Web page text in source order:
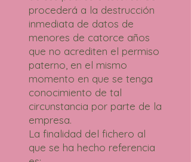
procederá a la destrucción
inmediata de datos de
menores de catorce años
que no acrediten el permiso
paterno, en el mismo
momento en que se tenga
conocimiento de tal
circunstancia por parte de la
empresa.
La finalidad del fichero al
que se ha hecho referencia